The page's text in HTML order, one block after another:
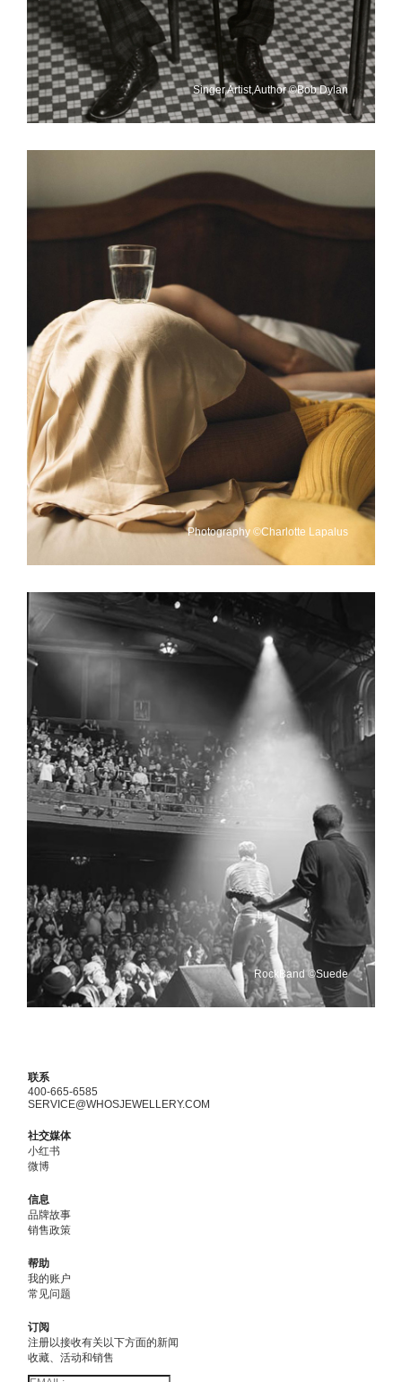
Singer,Artist,Author ©Bob Dylan
Photography ©Charlotte Lapalus
RockBand ©Suede
联系
400-665-6585
SERVICE@WHOSJEWELLERY.COM
社交媒体
小红书
微博
信息
品牌故事
销售政策
帮助
我的账户
常见问题
订阅
注册以接收有关以下方面的新闻
收藏、活动和销售